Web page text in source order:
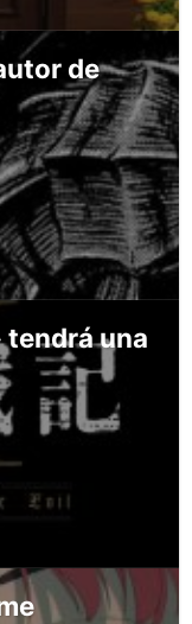
de
tendrá una